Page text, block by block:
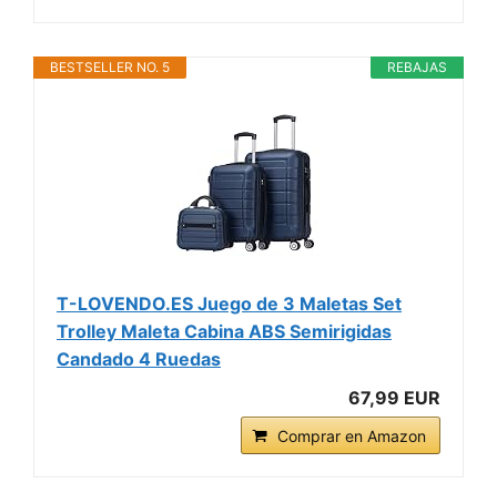
REBAJAS
BESTSELLER NO. 5
T-LOVENDO.ES Juego de 3 Maletas Set
Trolley Maleta Cabina ABS Semirigidas
Candado 4 Ruedas
67,99 EUR
Comprar en Amazon